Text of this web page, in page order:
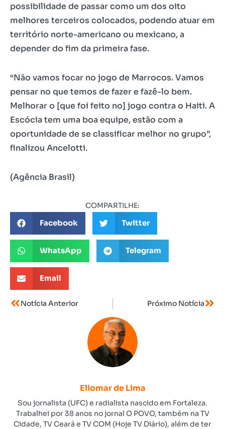
possibilidade de passar como um dos oito
melhores terceiros colocados, podendo atuar em
território norte-americano ou mexicano, a
depender do fim da primeira fase.
“Não vamos focar no jogo de Marrocos. Vamos
pensar no que temos de fazer e fazê-lo bem.
Melhorar o [que foi feito no] jogo contra o Haiti. A
Escócia tem uma boa equipe, estão com a
oportunidade de se classificar melhor no grupo”,
finalizou Ancelotti.
(Agência Brasil)
COMPARTILHE:
Facebook Twitter
WhatsApp Telegram
Email
Notícia Anterior Próximo Notícia
Eliomar de Lima
Sou jornalista (UFC) e radialista nascido em Fortaleza.
Trabalhei por 38 anos no jornal O POVO, também na TV
Cidade, TV Ceará e TV COM (Hoje TV Diário), além de ter